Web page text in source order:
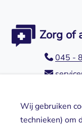
Wij gebruiken
technieken) om
Zorg of
045 -
Direct